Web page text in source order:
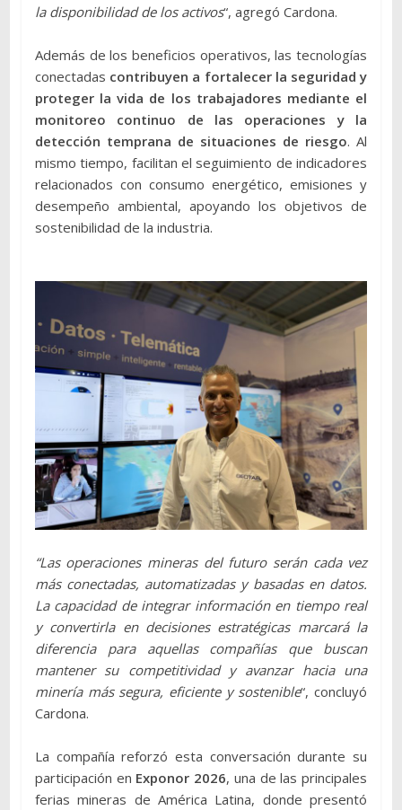
la disponibilidad de los activos“, agregó Cardona.
Además de los beneficios operativos, las tecnologías
conectadas contribuyen a fortalecer la seguridad y
proteger la vida de los trabajadores mediante el
monitoreo continuo de las operaciones y la
detección temprana de situaciones de riesgo. Al
mismo tiempo, facilitan el seguimiento de indicadores
relacionados con consumo energético, emisiones y
desempeño ambiental, apoyando los objetivos de
sostenibilidad de la industria.
“Las operaciones mineras del futuro serán cada vez
más conectadas, automatizadas y basadas en datos.
La capacidad de integrar información en tiempo real
y convertirla en decisiones estratégicas marcará la
diferencia para aquellas compañías que buscan
mantener su competitividad y avanzar hacia una
minería más segura, eficiente y sostenible“, concluyó
Cardona.
La compañía reforzó esta conversación durante su
participación en Exponor 2026, una de las principales
ferias mineras de América Latina, donde presentó